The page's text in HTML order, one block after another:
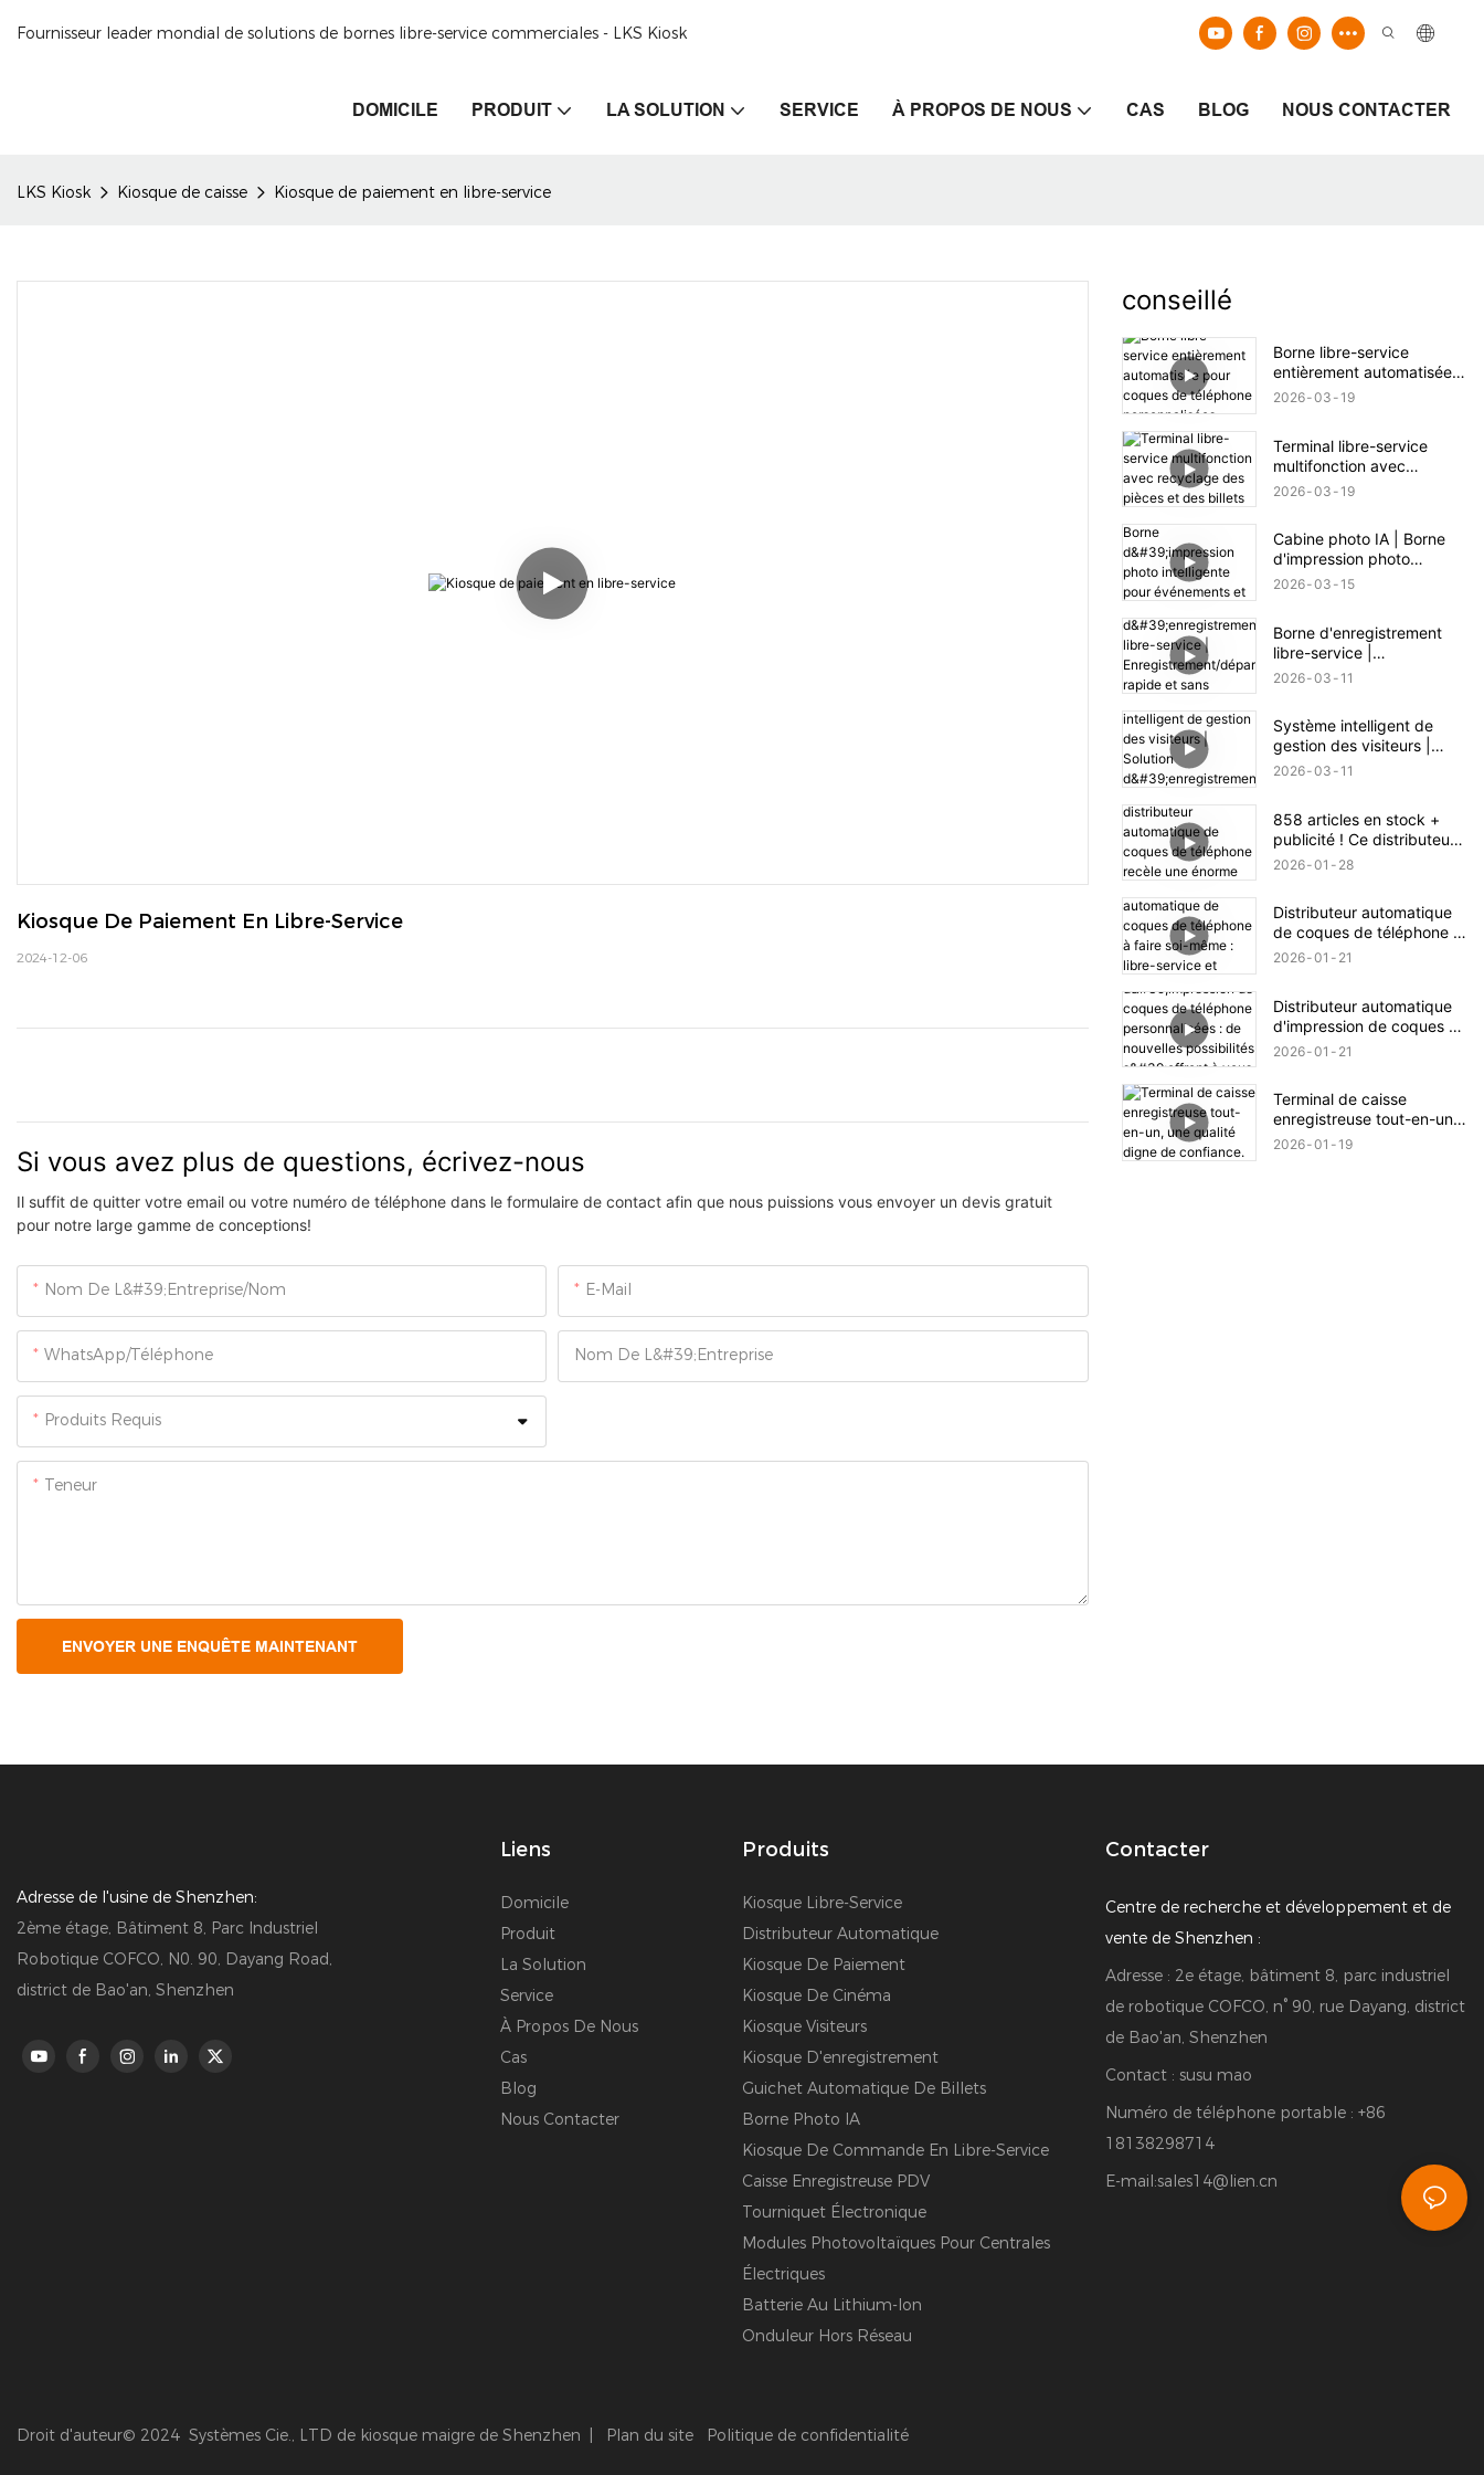
Fournisseur leader mondial de solutions de bornes libre-service commerciales - LKS Kiosk
DOMICILE PRODUIT LA SOLUTION SERVICE À PROPOS DE NOUS CAS BLOG NOUS CONTACTER
LKS Kiosk Kiosque de caisse Kiosque de paiement en libre-service
Kiosque De Paiement En Libre-Service
2024-12-06
Si vous avez plus de questions, écrivez-nous
Il suffit de quitter votre email ou votre numéro de téléphone dans le formulaire de contact afin que nous puissions vous envoyer un devis gratuit
pour notre large gamme de conceptions!
Nom De L&#39;entreprise/Nom E-Mail
WhatsApp/Téléphone Nom De L&#39;entreprise
Produits Requis
Teneur
ENVOYER UNE ENQUÊTE MAINTENANT
conseillé
Borne libre-service
entièrement automatisée
pour coques de téléphone
2026 03 19
Terminal libre-service
multifonction avec
recyclage des pièces et
2026 03 19
Cabine photo IA | Borne
d'impression photo
intelligente pour
2026 03 15
Borne d'enregistrement
libre-service |
Enregistrement/départ
2026 03 11
Système intelligent de
gestion des visiteurs |
Solution d'enregistrement
2026 03 11
858 articles en stock +
publicité ! Ce distributeur
automatique de coques de
commerciale.
2026 01 28
Distributeur automatique
de coques de téléphone à
faire soi-même : libre-
2026 01 21
Distributeur automatique
d'impression de coques de
téléphone personnalisées :
l'impression.
2026 01 21
Terminal de caisse
enregistreuse tout-en-un,
une qualité digne de
2026 01 19
Adresse de l'usine de Shenzhen:
2ème étage, Bâtiment 8, Parc Industriel
Robotique COFCO, N0. 90, Dayang Road,
district de Bao'an, Shenzhen
Liens
Domicile
Produit
La Solution
Service
À Propos De Nous
Cas
Blog
Nous Contacter
Produits
Kiosque Libre-Service
Distributeur Automatique
Kiosque De Paiement
Kiosque De Cinéma
Kiosque Visiteurs
Kiosque D'enregistrement
Guichet Automatique De Billets
Borne Photo IA
Kiosque De Commande En Libre-Service
Caisse Enregistreuse PDV
Tourniquet Électronique
Modules Photovoltaïques Pour Centrales
Électriques
Batterie Au Lithium-Ion
Onduleur Hors Réseau
Contacter
Centre de recherche et développement et de
vente de Shenzhen :
Adresse : 2e étage, bâtiment 8, parc industriel
de robotique COFCO, n° 90, rue Dayang, district
de Bao'an, Shenzhen
Contact : susu mao
Numéro de téléphone portable : +86
18138298714
E-mail:sales14@lien.cn
Droit d'auteur© 2024 Systèmes Cie., LTD de kiosque maigre de Shenzhen | Plan du site Politique de confidentialité